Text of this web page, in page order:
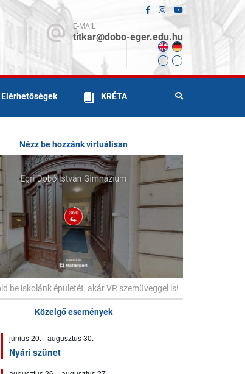
E-MAIL
titkar@dobo-eger.edu.hu
Elérhetőségek KRÉTA
Nézz be hozzánk virtuálisan
be iskolánk épületét, akár VR szemüveggel is!
Közelgő események
június 20. -augusztus 30.
Nyári szünet